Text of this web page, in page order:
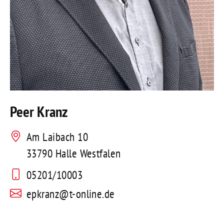
Peer Kranz
Am Laibach 10
33790 Halle Westfalen
05201/10003
epkranz@t-online.de